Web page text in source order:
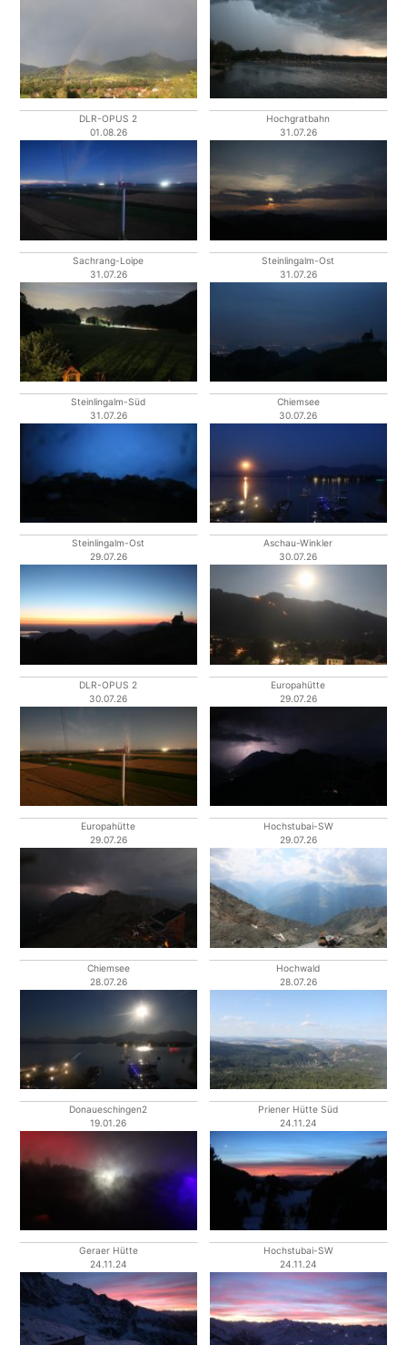
DLR-OPUS 2
01.08.26
Hochgratbahn
31.07.26
Sachrang-Loipe
31.07.26
Steinlingalm-Ost
31.07.26
Steinlingalm-Süd
31.07.26
Chiemsee
30.07.26
Steinlingalm-Ost
29.07.26
Aschau-Winkler
30.07.26
DLR-OPUS 2
30.07.26
Europahütte
29.07.26
Europahütte
29.07.26
Hochstubai-SW
29.07.26
Chiemsee
28.07.26
Hochwald
28.07.26
Donaueschingen2
19.01.26
Priener Hütte Süd
24.11.24
Geraer Hütte
24.11.24
Hochstubai-SW
24.11.24